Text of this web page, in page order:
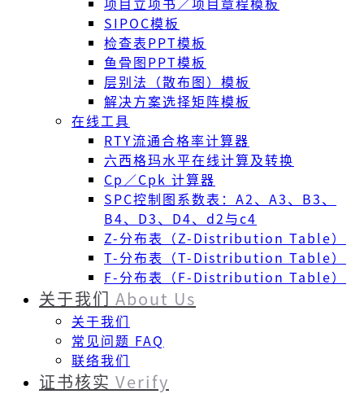
SIPOC模板
检查表PPT模板
鱼骨图PPT模板
层别法（散布图）模板
解决方案选择矩阵模板
在线工具
RTY流通合格率计算器
六西格玛水平在线计算及转换
Cp／Cpk 计算器
SPC控制图系数表：A2、A3、B3、
B4、D3、D4、d2与c4
Z-分布表（Z-Distribution Table）
T-分布表（T-Distribution Table）
F-分布表（F-Distribution Table）
关于我们 About Us
关于我们
常见问题 FAQ
联络我们
证书核实 Verify